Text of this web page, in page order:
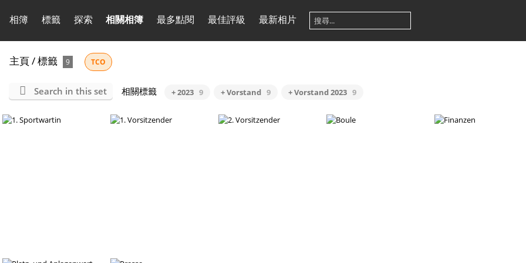
相簿 標籤 探索 相關相簿 最多點閱 最佳評級 最新相片
主頁/標籤 9 TCO
Search in this set 相關標籤 + 2023 9 + Vorstand 9 + Vorstand 2023 9